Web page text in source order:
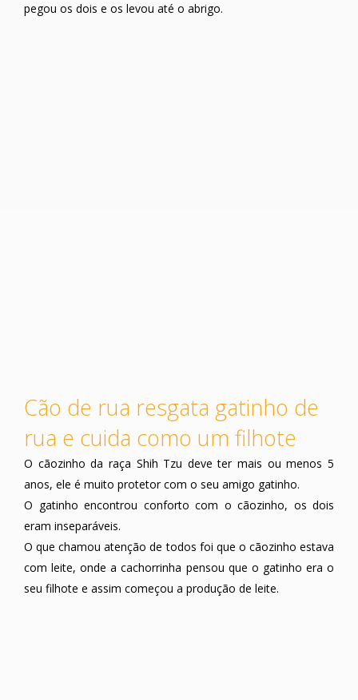
pegou os dois e os levou até o abrigo.
Cão de rua resgata gatinho de
rua e cuida como um filhote
O cãozinho da raça Shih Tzu deve ter mais ou menos 5
anos, ele é muito protetor com o seu amigo gatinho.
O gatinho encontrou conforto com o cãozinho, os dois
eram inseparáveis.
O que chamou atenção de todos foi que o cãozinho estava
com leite, onde a cachorrinha pensou que o gatinho era o
seu filhote e assim começou a produção de leite.